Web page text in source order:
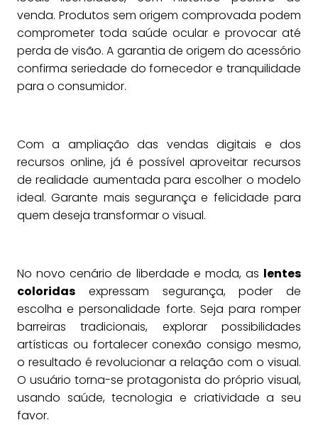
venda. Produtos sem origem comprovada podem
comprometer toda saúde ocular e provocar até
perda de visão. A garantia de origem do acessório
confirma seriedade do fornecedor e tranquilidade
para o consumidor.
Com a ampliação das vendas digitais e dos
recursos online, já é possível aproveitar recursos
de realidade aumentada para escolher o modelo
ideal. Garante mais segurança e felicidade para
quem deseja transformar o visual.
No novo cenário de liberdade e moda, as lentes
coloridas expressam segurança, poder de
escolha e personalidade forte. Seja para romper
barreiras tradicionais, explorar possibilidades
artísticas ou fortalecer conexão consigo mesmo,
o resultado é revolucionar a relação com o visual.
O usuário torna-se protagonista do próprio visual,
usando saúde, tecnologia e criatividade a seu
favor.